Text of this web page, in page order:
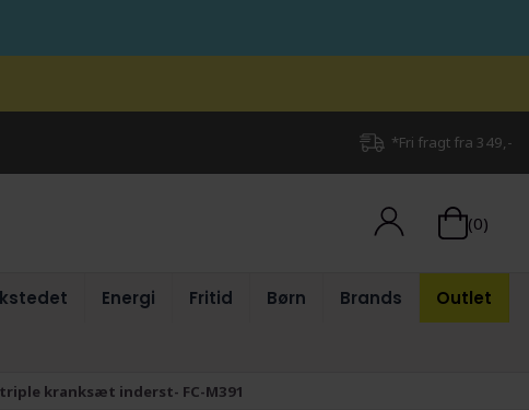
*Fri fragt fra 349,-
(0)
Energi Fritid Børn Brands Outlet
kranksæt inderst- FC-M391